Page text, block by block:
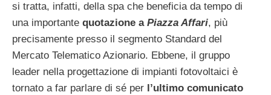
si tratta, infatti, della spa che beneficia da tempo di
una importante quotazione a Piazza Affari, più
precisamente presso il segmento Standard del
Mercato Telematico Azionario. Ebbene, il gruppo
leader nella progettazione di impianti fotovoltaici è
tornato a far parlare di sé per l’ultimo comunicato